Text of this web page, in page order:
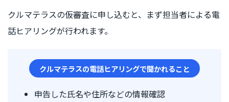
クルマテラスの仮審査に申し込むと、まず担当者による電
話ヒアリングが行われます。
クルマテラスの電話ヒアリングで聞かれること
申告した氏名や住所などの情報確認